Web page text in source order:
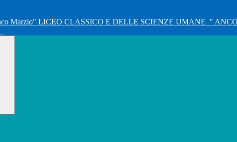
LICEO CLASSICO E DELLE SCIENZE UMANE "